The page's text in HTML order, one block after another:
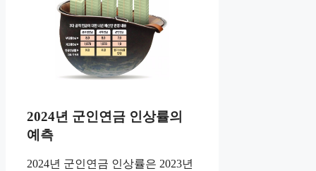
2024년 군인연금 인상률의
예측
2024년 군인연금 인상률은 2023년